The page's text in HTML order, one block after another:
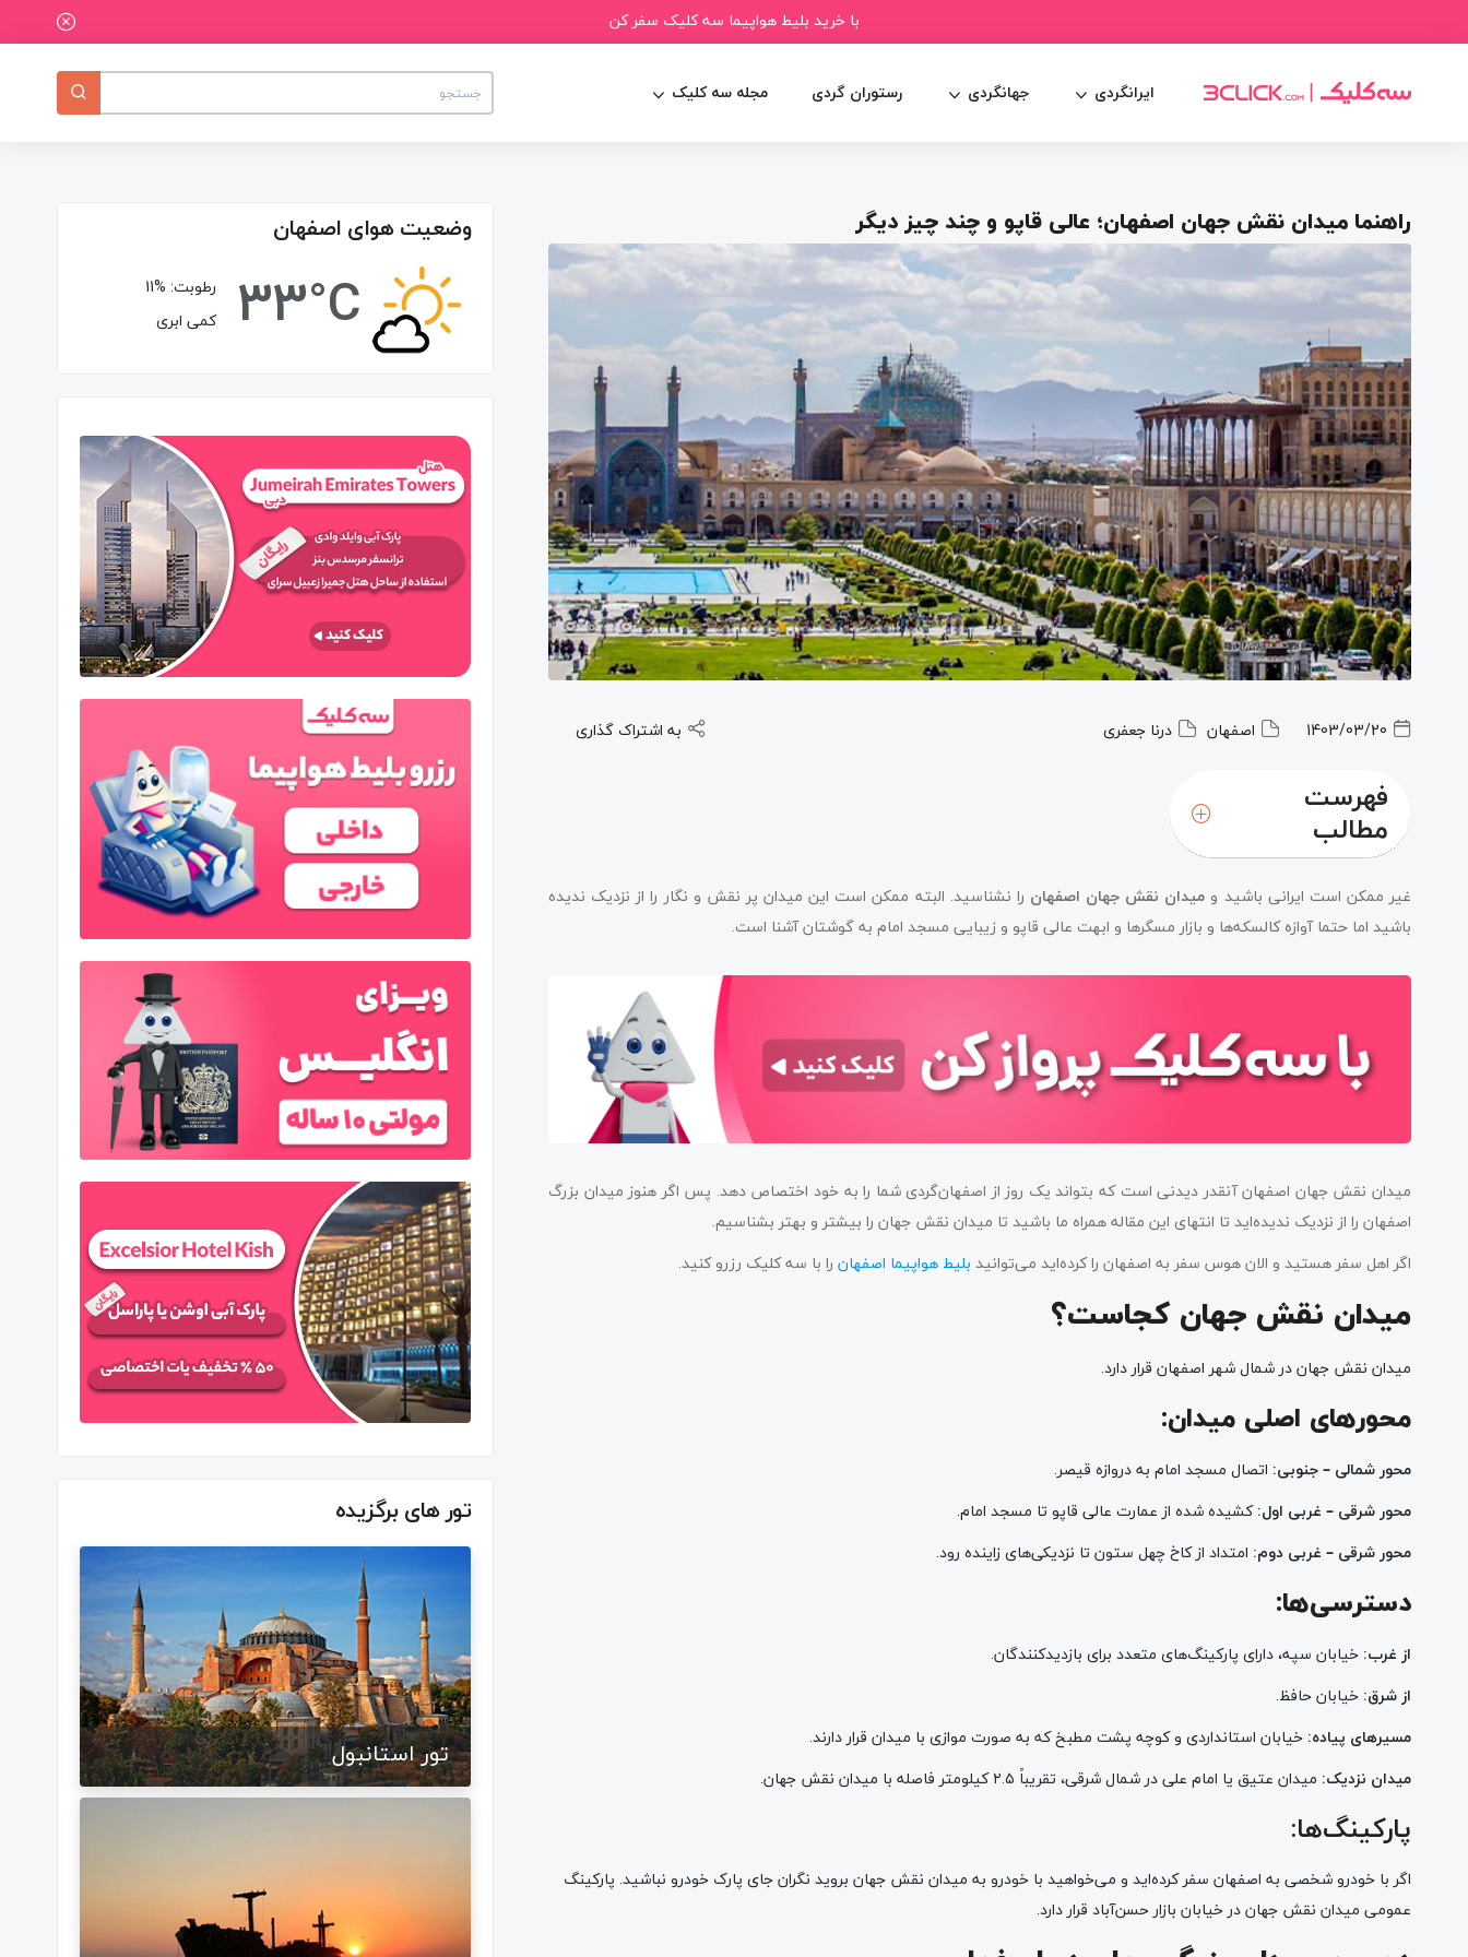
با خرید بلیط هواپیما سه کلیک سفر کن
ایرانگردی جهانگردی رستوران گردی مجله سه کلیک
راهنما میدان نقش جهان اصفهان؛ عالی قاپو و چند چیز دیگر
1403/03/20 اصفهان درنا جعفری به اشتراک گذاری
فهرست
مطالب
غیر ممکن است ایرانی باشید و میدان نقش جهان اصفهان را نشناسید. البته ممکن است این میدان پر نقش و نگار را از نزدیک ندیده
باشید اما حتما آوازه کالسکه‌ها و بازار مسگرها و ابهت عالی قاپو و زیبایی مسجد امام به گوشتان آشنا است.
میدان نقش جهان اصفهان آنقدر دیدنی است که بتواند یک روز از اصفهان‌گردی شما را به خود اختصاص دهد. پس اگر هنوز میدان بزرگ
اصفهان را از نزدیک ندیده‌اید تا انتهای این مقاله همراه ما باشید تا میدان نقش جهان را بیشتر و بهتر بشناسیم.
اگر اهل سفر هستید و الان هوس سفر به اصفهان را کرده‌اید می‌توانید بلیط هواپیما اصفهان را با سه کلیک رزرو کنید.
میدان نقش جهان کجاست؟
میدان نقش جهان در شمال شهر اصفهان قرار دارد.
محورهای اصلی میدان:
محور شمالی – جنوبی: اتصال مسجد امام به دروازه قیصر.
محور شرقی – غربی اول:کشیده شده از عمارت عالی قاپو تا مسجد امام.
محور شرقی – غربی دوم: امتداد از کاخ چهل ستون تا نزدیکی‌های زاینده رود.
دسترسی‌ها:
از غرب: خیابان سپه، دارای پارکینگ‌های متعدد برای بازدیدکنندگان.
از شرق: خیابان حافظ.
مسیرهای پیاده: خیابان استانداردی و کوچه پشت مطبخ که به صورت موازی با میدان قرار دارند.
میدان نزدیک: میدان عتیق یا امام علی در شمال شرقی، تقریباً ۲.۵ کیلومتر فاصله با میدان نقش جهان.
پارکینگ‌ها:
اگر با خودرو شخصی به اصفهان سفر کرده‌اید و می‌خواهید با خودرو به میدان نقش جهان بروید نگران جای پارک خودرو نباشید. پارکینگ
عمومی میدان نقش جهان در خیابان بازار حسن‌آباد قرار دارد.
وضعیت هوای اصفهان
33°C رطوبت: 11%
کمی ابری
تور های برگزیده
تور استانبول